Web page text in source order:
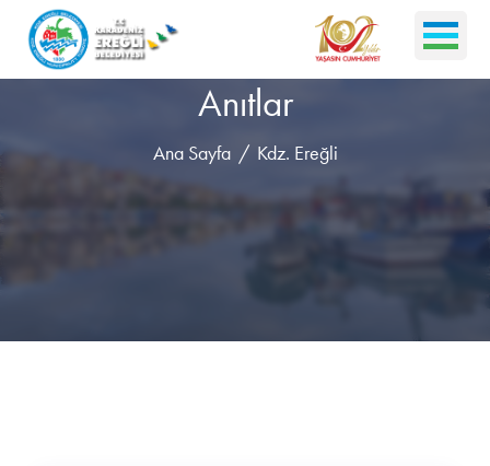
Anıtlar
Ana Sayfa Kdz. Ereğli